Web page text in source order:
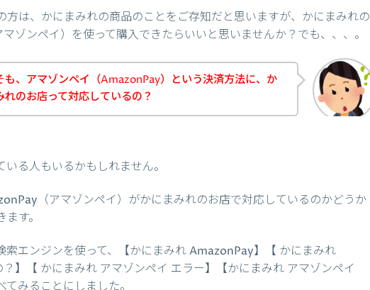
方は、かにまみれの商品のことをご存知だと思いますが、かにまみれの
ゾンペイ）を使って購入できたらいいと思いませんか？でも、、、。
も、アマゾンペイ（AmazonPay）という決済方法に、か
れのお店って対応しているの？
る人もいるかもしれません。
（アマゾンペイ）がかにまみれのお店で対応しているのかどうか
す。
索エンジンを使って、【かにまみれ AmazonPay】【 かにまみれ
】【 かにまみれ アマゾンペイ エラー】【かにまみれ アマゾンペイ
みることにしました。